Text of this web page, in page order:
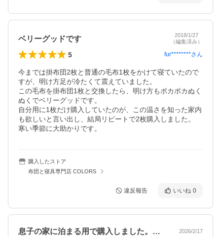
ベリーグッドです
2018/1/27
（編集済み）
5 fur********さん
今までは掛布団2枚と普通の毛布1枚をかけて寝ていたので
すが、明け方足が冷たくて震えていました。
この毛布を掛布団1枚と交換したら、明け方もポカポカぬく
ぬくでベリーグッドです。
自分用に1枚だけ購入していたのが、この温さを知った家内
も欲しいと言い出し、結局リピートで2枚購入しました。
寒い季節に大助かりです。
購入したストア
布団と寝具専門店 COLORS
違反報告 いいね 0
息子の家に泊まる用で購入しました。注文… 2026/2/17